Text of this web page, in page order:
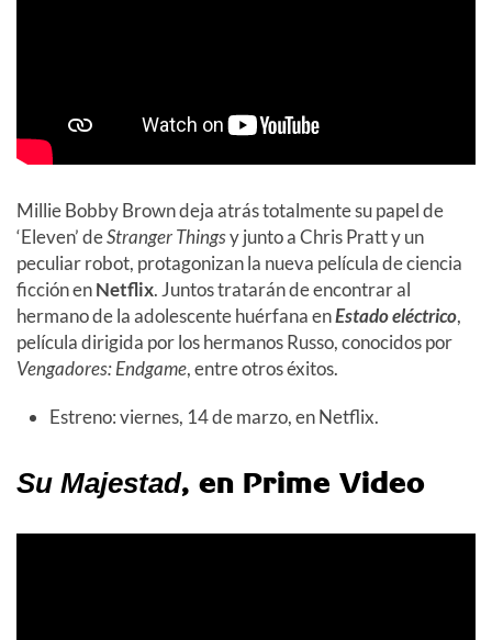
Millie Bobby Brown deja atrás totalmente su papel de
‘Eleven’ deStranger Thingsy junto a Chris Pratt y un
peculiar robot, protagonizan la nueva película de ciencia
ficción enNetflix. Juntos tratarán de encontrar al
hermano de la adolescente huérfana enEstado eléctrico,
película dirigida por los hermanos Russo, conocidos por
Vengadores: Endgame, entre otros éxitos.
Estreno: viernes, 14 de marzo, en Netflix.
Su Majestad, en Prime Video